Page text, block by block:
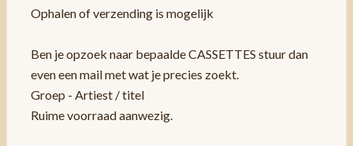
Ophalen of verzending is mogelijk
Ben je opzoek naar bepaalde CASSETTES stuur dan
even een mail met wat je precies zoekt.
Groep - Artiest / titel
Ruime voorraad aanwezig.